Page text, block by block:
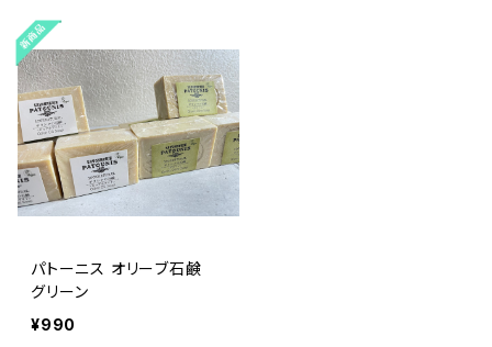
パトーニス オリーブ石鹸
グリーン
¥990